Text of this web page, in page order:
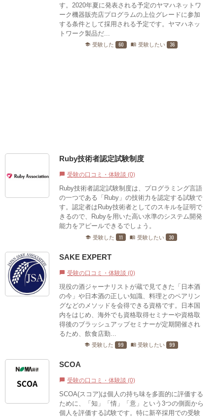
す。2020年夏に発表される予定のヤマハネットワ
ーク機器販売店プログラムの上位グレードに参加
する条件として採用される予定です。ヤマハネッ
トワーク製品だ...
school 受験した 60 menu_book 受験したい 36
Ruby技術者認定試験制度
chat_bubble 受験の口コミ・体験談 (0)
Ruby技術者認定試験制度は、プログラミング言語
の一つである「Ruby」の技術力を認定する試験で
す。認定者はRuby技術者としてのスキルを証明で
きるので、Rubyを用いた高い水準のシステム開発
能力をアピールできるでしょう。
school 受験した 11 menu_book 受験したい 30
SAKE EXPERT
chat_bubble 受験の口コミ・体験談 (0)
現役の酒ジャーナリストが蔵で見てきた「日本酒
の今」や日本酒の正しい知識、料理とのペアリン
グなどのメソッドを会得できる資格です。日本国
内をはじめ、海外でも資格取得セミナーや資格取
得後のブラッシュアップセミナーが定期開催され
るため、飲食店勤...
school 受験した 99 menu_book 受験したい 99
SCOA
chat_bubble 受験の口コミ・体験談 (0)
SCOA(スコア)は個人の持ち味を多面的に評価する
ために、「知」「情」「意」という3つの側面から
個人を評価する試験です。特に新卒採用での受験